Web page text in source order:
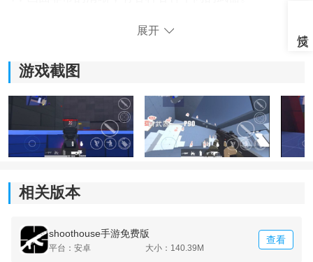
《shoothouse手游》玩法介绍：
1)利用地形优势来完成任务，可运用道具做好隐藏。
2)不断的进行练习，让自己拥有超强的瞄准能力。
展开
游戏截图
相关版本
shoothouse手游免费版
平台：安卓 大小：140.39M
查看